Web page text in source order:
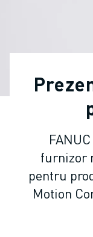
ACCESORII ROBOȚI
SOFTWARE DE
PRODUSE DE
AUTOMATIZAREA
ROBOȚI SUDARE CU
ROBOȚI ARTICULAȚI
SERIA ARC MATE
SERIA M-900
ROBOȚI DELTA
ROBOȚI INDUSTRIE
furnizor
pentru
Motion